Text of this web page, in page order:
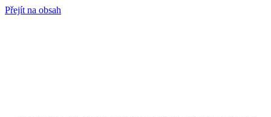
Přejít na obsah